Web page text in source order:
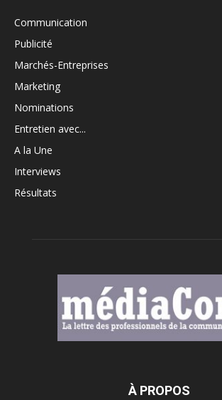
Communication
Publicité
Marchés-Entreprises
Marketing
Nominations
Entretien avec...
A la Une
Interviews
Résultats
À PROPOS